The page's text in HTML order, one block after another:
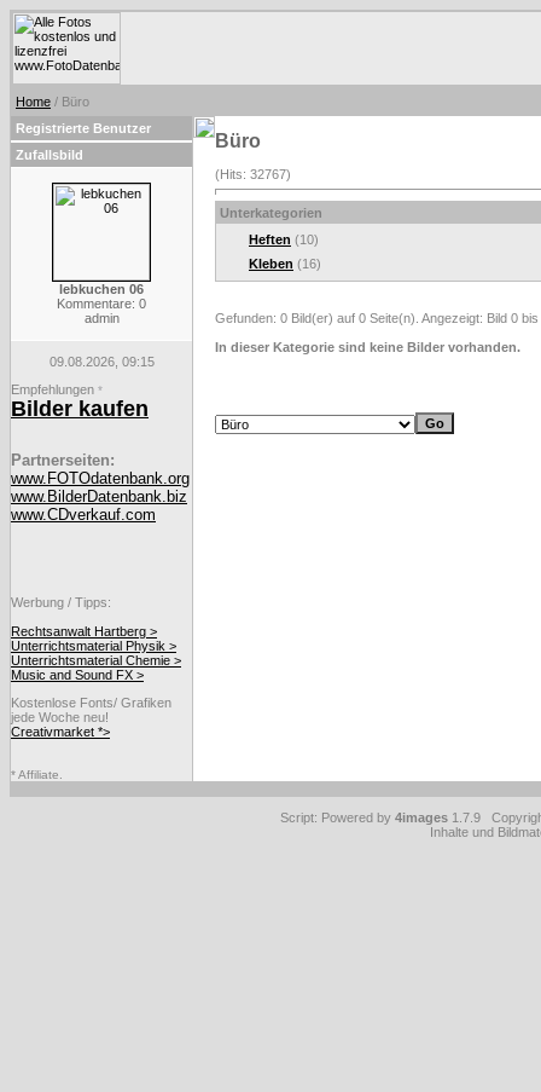
Home / Büro
Registrierte Benutzer
Zufallsbild
lebkuchen 06
Kommentare: 0
admin
09.08.2026, 09:15
Empfehlungen *
Bilder kaufen
Partnerseiten:
www.FOTOdatenbank.org
www.BilderDatenbank.biz
www.CDverkauf.com
Werbung / Tipps:
Rechtsanwalt Hartberg >
Unterrichtsmaterial Physik >
Unterrichtsmaterial Chemie >
Music and Sound FX >
Kostenlose Fonts/ Grafiken
jede Woche neu!
Creativmarket *>
* Affiliate.
Büro
(Hits: 32767)
Unterkategorien
Heften (10)
Kleben (16)
Gefunden: 0 Bild(er) auf 0 Seite(n). Angezeigt: Bild 0 bis
In dieser Kategorie sind keine Bilder vorhanden.
Script: Powered by 4images 1.7.9
Inhalte und